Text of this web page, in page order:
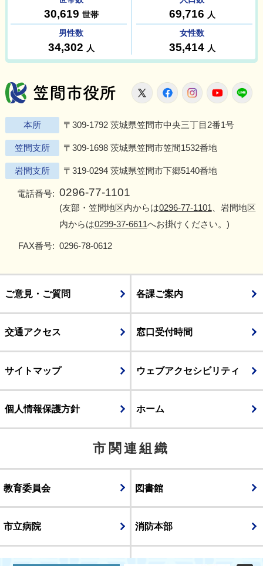
笠間市役所
X FacebookInstagram
本所 〒309-1792 茨城県笠間市中央三丁目2番1号
笠間支所 〒309-1698 茨城県笠間市笠間1532番地
岩間支所 〒319-0294 茨城県笠間市下郷5140番地
電話番号: 0296-77-1101
(友部・笠間地区内からは0296-77-1101 、岩間地区
内からは0299-37-6611へお掛けください。)
FAX番号: 0296-78-0612
ご意見・ご質問 各課ご案内
交通アクセス 窓口受付時間
サイトマップ ウェブアクセシビリティ
個人情報保護方針 ホーム
市関連組織
教育委員会 図書館
市立病院 消防本部